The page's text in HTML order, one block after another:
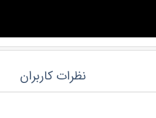
نظرات کاربران